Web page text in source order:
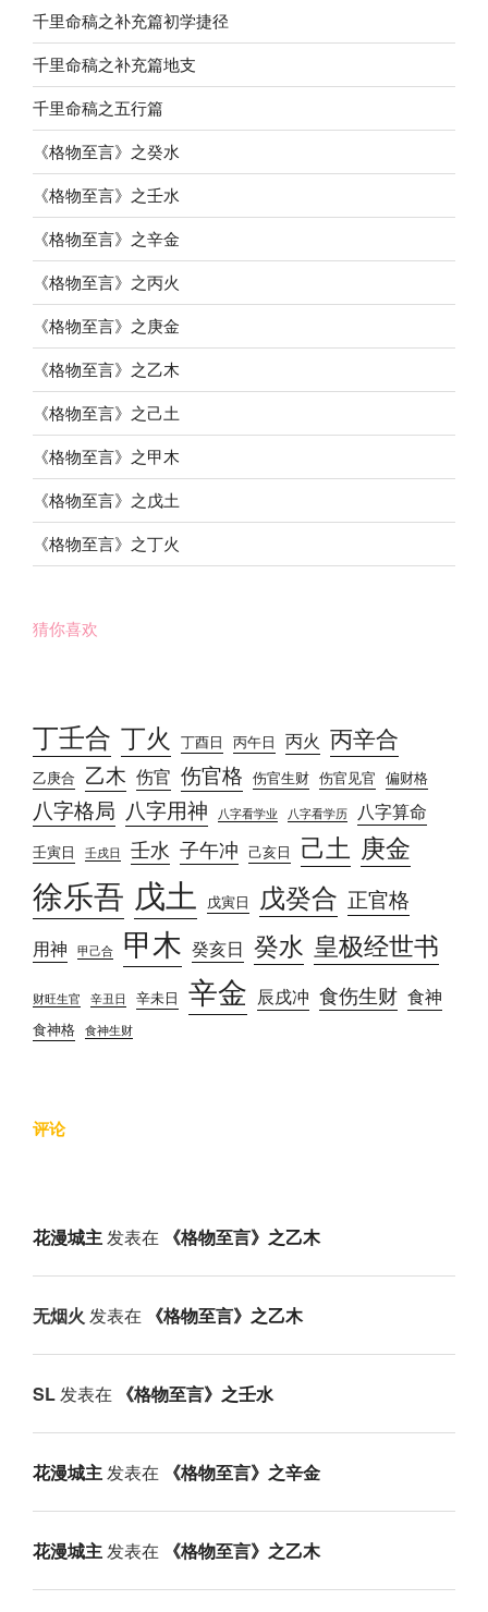
千里命稿之补充篇初学捷径
千里命稿之补充篇地支
千里命稿之五行篇
《格物至言》之癸水
《格物至言》之壬水
《格物至言》之辛金
《格物至言》之丙火
《格物至言》之庚金
《格物至言》之乙木
《格物至言》之己土
《格物至言》之甲木
《格物至言》之戊土
《格物至言》之丁火
猜你喜欢
丁壬合 丁火 丁酉日 丙午日 丙火 丙辛合
乙庚合 乙木 伤官 伤官格 伤官生财 伤官见官 偏财格
八字格局 八字用神 八字看学业 八字看学历 八字算命
壬寅日 壬戌日 壬水 子午冲 己亥日 己土 庚金
徐乐吾 戊土 戊寅日 戊癸合 正官格
用神 甲己合 甲木 癸亥日 癸水 皇极经世书
财旺生官 辛丑日 辛未日 辛金 辰戌冲 食伤生财 食神
食神格 食神生财
评论
花漫城主发表在 《格物至言》之乙木
无烟火 发表在 《格物至言》之乙木
SL发表在 《格物至言》之壬水
花漫城主发表在 《格物至言》之辛金
花漫城主发表在 《格物至言》之乙木